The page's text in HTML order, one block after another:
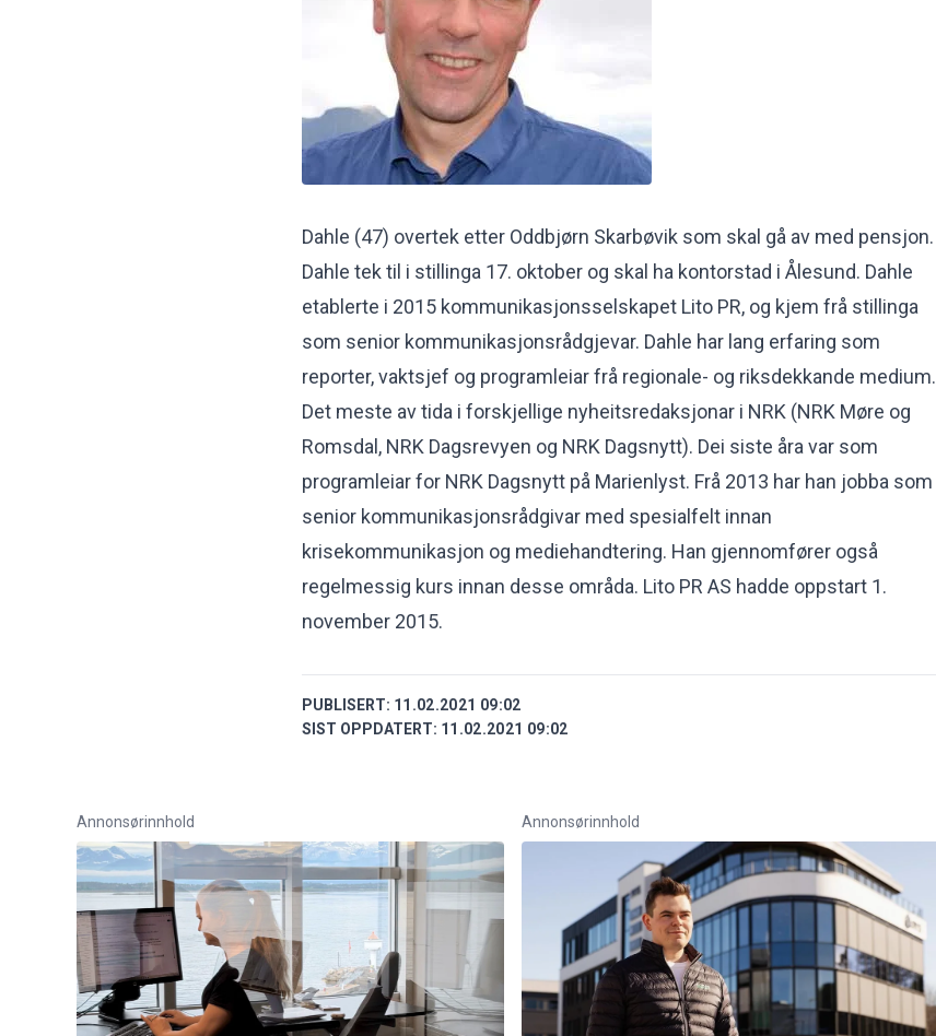
Dahle (47) overtek etter Oddbjørn Skarbøvik som skal gå av med pensjon.
Dahle tek til i stillinga 17. oktober og skal ha kontorstad i Ålesund. Dahle
etablerte i 2015 kommunikasjonsselskapet Lito PR, og kjem frå stillinga
som senior kommunikasjonsrådgjevar. Dahle har lang erfaring som
reporter, vaktsjef og programleiar frå regionale- og riksdekkande medium.
Det meste av tida i forskjellige nyheitsredaksjonar i NRK (NRK Møre og
Romsdal, NRK Dagsrevyen og NRK Dagsnytt). Dei siste åra var som
programleiar for NRK Dagsnytt på Marienlyst. Frå 2013 har han jobba som
senior kommunikasjonsrådgivar med spesialfelt innan
krisekommunikasjon og mediehandtering. Han gjennomfører også
regelmessig kurs innan desse områda. Lito PR AS hadde oppstart 1.
november 2015.
PUBLISERT: 11.02.2021 09:02
SIST OPPDATERT: 11.02.2021 09:02
Annonsørinnhold Annonsørinnhold